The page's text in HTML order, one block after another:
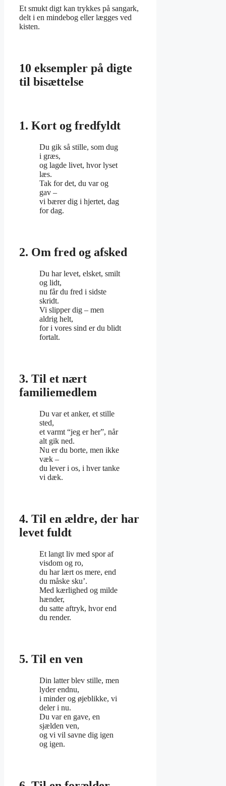
Et smukt digt kan trykkes på sangark,
delt i en mindebog eller lægges ved
kisten.
10 eksempler på digte
til bisættelse
1. Kort og fredfyldt
Du gik så stille, som dug
i græs,
og lagde livet, hvor lyset
læs.
Tak for det, du var og
gav –
vi bærer dig i hjertet, dag
for dag.
2. Om fred og afsked
Du har levet, elsket, smilt
og lidt,
nu får du fred i sidste
skridt.
Vi slipper dig – men
aldrig helt,
for i vores sind er du blidt
fortalt.
3. Til et nært
familiemedlem
Du var et anker, et stille
sted,
et varmt “jeg er her”, når
alt gik ned.
Nu er du borte, men ikke
væk –
du lever i os, i hver tanke
vi dæk.
4. Til en ældre, der har
levet fuldt
Et langt liv med spor af
visdom og ro,
du har lært os mere, end
du måske sku’.
Med kærlighed og milde
hænder,
du satte aftryk, hvor end
du render.
5. Til en ven
Din latter blev stille, men
lyder endnu,
i minder og øjeblikke, vi
deler i nu.
Du var en gave, en
sjælden ven,
og vi vil savne dig igen
og igen.